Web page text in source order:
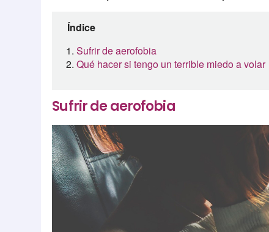
Índice
Sufrir de aerofobia
Qué hacer si tengo un terrible miedo a volar
Sufrir de aerofobia